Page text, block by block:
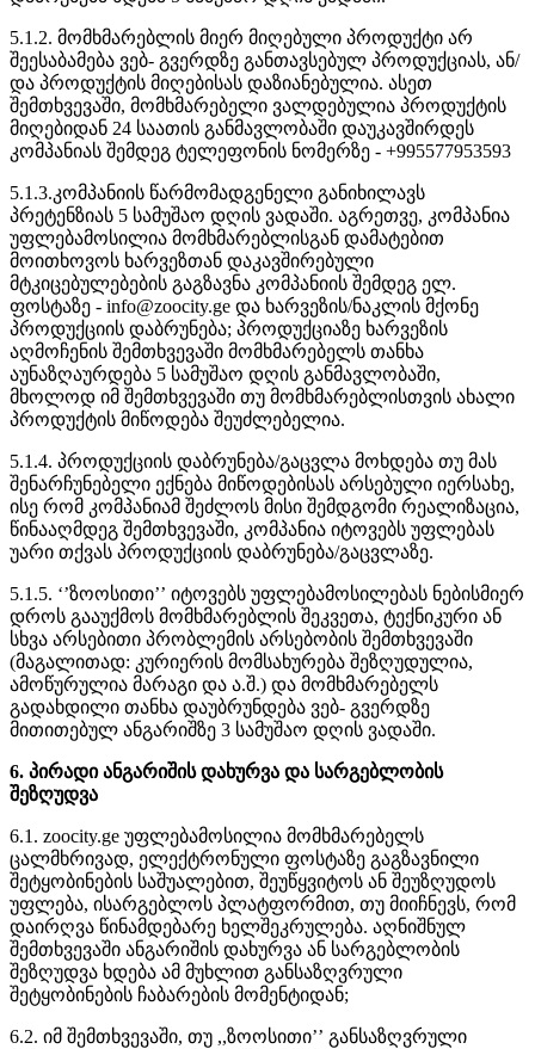
5.1.2. მომხმარებლის მიერ მიღებული პროდუქტი არ
შეესაბამება ვებ- გვერდზე განთავსებულ პროდუქციას, ან/
და პროდუქტის მიღებისას დაზიანებულია. ასეთ
შემთხვევაში, მომხმარებელი ვალდებულია პროდუქტის
მიღებიდან 24 საათის განმავლობაში დაუკავშირდეს
კომპანიას შემდეგ ტელეფონის ნომერზე - +995577953593
5.1.3.კომპანიის წარმომადგენელი განიხილავს
პრეტენზიას 5 სამუშაო დღის ვადაში. აგრეთვე, კომპანია
უფლებამოსილია მომხმარებლისგან დამატებით
მოითხოვოს ხარვეზთან დაკავშირებული
მტკიცებულებების გაგზავნა კომპანიის შემდეგ ელ.
ფოსტაზე - info@zoocity.ge და ხარვეზის/ნაკლის მქონე
პროდუქციის დაბრუნება; პროდუქციაზე ხარვეზის
აღმოჩენის შემთხვევაში მომხმარებელს თანხა
აუნაზღაურდება 5 სამუშაო დღის განმავლობაში,
მხოლოდ იმ შემთხვევაში თუ მომხმარებლისთვის ახალი
პროდუქტის მიწოდება შეუძლებელია.
5.1.4. პროდუქციის დაბრუნება/გაცვლა მოხდება თუ მას
შენარჩუნებელი ექნება მიწოდებისას არსებული იერსახე,
ისე რომ კომპანიამ შეძლოს მისი შემდგომი რეალიზაცია,
წინააღმდეგ შემთხვევაში, კომპანია იტოვებს უფლებას
უარი თქვას პროდუქციის დაბრუნება/გაცვლაზე.
5.1.5. ‘’ზოოსითი’’ იტოვებს უფლებამოსილებას ნებისმიერ
დროს გააუქმოს მომხმარებლის შეკვეთა, ტექნიკური ან
სხვა არსებითი პრობლემის არსებობის შემთხვევაში
(მაგალითად: კურიერის მომსახურება შეზღუდულია,
ამოწურულია მარაგი და ა.შ.) და მომხმარებელს
გადახდილი თანხა დაუბრუნდება ვებ- გვერდზე
მითითებულ ანგარიშზე 3 სამუშაო დღის ვადაში.
6. პირადი ანგარიშის დახურვა და სარგებლობის
შეზღუდვა
6.1. zoocity.ge უფლებამოსილია მომხმარებელს
ცალმხრივად, ელექტრონული ფოსტაზე გაგზავნილი
შეტყობინების საშუალებით, შეუწყვიტოს ან შეუზღუდოს
უფლება, ისარგებლოს პლატფორმით, თუ მიიჩნევს, რომ
დაირღვა წინამდებარე ხელშეკრულება. აღნიშნულ
შემთხვევაში ანგარიშის დახურვა ან სარგებლობის
შეზღუდვა ხდება ამ მუხლით განსაზღვრული
შეტყობინების ჩაბარების მომენტიდან;
6.2. იმ შემთხვევაში, თუ ,,ზოოსითი’’ განსაზღვრული